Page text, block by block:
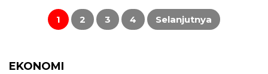
Paginasi
1 2 3 4 Selanjutnya
EKONOMI